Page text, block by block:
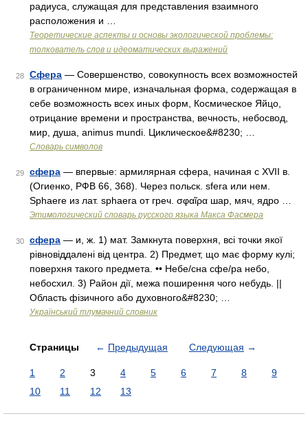
радиуса, служащая для представления взаимного
расположения и …
Теоретические аспекты и основы экологической проблемы:
толкователь слов и идеоматических выражений
28 Сфера — Совершенство, совокупность всех возможностей
в ограниченном мире, изначальная форма, содержащая в
себе возможность всех иных форм, Космическое Яйцо,
отрицание времени и пространства, вечность, небосвод,
мир, душа, animus mundi. Циклическое&#8230; …
Словарь символов
29 сфера — впервые: армилярная сфера, начиная с XVII в.
(Огиенко, РФВ 66, 368). Через польск. sfera или нем.
Sрhаеrе из лат. sрhаеrа от греч. σφαῖρα шар, мяч, ядро …
Этимологический словарь русского языка Макса Фасмера
30 сфера — и, ж. 1) мат. Замкнута поверхня, всі точки якої
рівновіддалені від центра. 2) Предмет, що має форму кулі;
поверхня такого предмета. •• Небе/сна сфе/ра небо,
небосхил. 3) Район дії, межа поширення чого небудь. ||
Область фізичного або духовного&#8230; …
Український тлумачний словник
Страницы ← Предыдущая Следующая →
1 2 3 4 5 6 7 8
9
10
11 12 13